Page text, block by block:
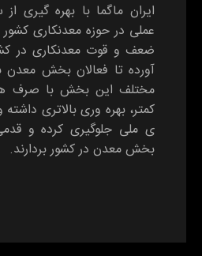
ایران ماگما با بهره گیری
عملی در حوزه معدنکاری
ضعف و قوت معدنکاری در
آورده تا فعالان بخش معدن
مختلف این بخش با صرف
کمتر، بهره وری بالاتری
ی ملی جلوگیری کرده و
بخش معدن در کشور بردارند.